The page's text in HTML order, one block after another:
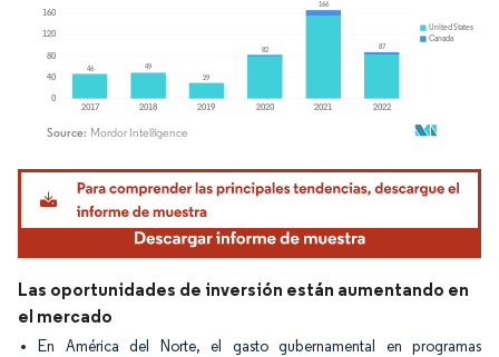
Imagen © Mordor Intelligence. El uso requiere atribución según CC BY 4.0.
Las oportunidades de inversión están aumentando en
el mercado
En América del Norte, el gasto gubernamental en programas